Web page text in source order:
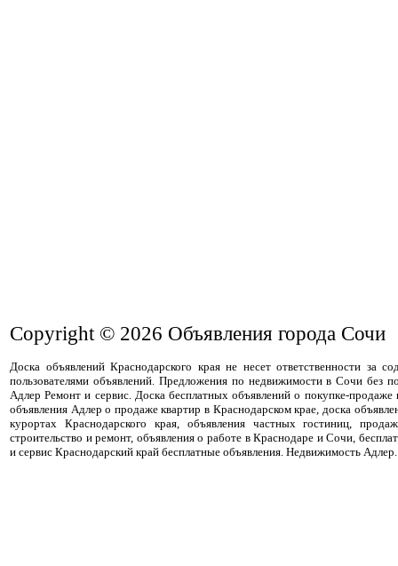
Copyright © 2026 Объявления города Сочи
Доска объявлений Краснодарского края не несет ответственности за
пользователями объявлений. Предложения по недвижимости в Сочи без
Адлер Ремонт и сервис. Доска бесплатных объявлений о покупке-
объявления Адлер о продаже квартир в Краснодарском крае, доска
курортах Краснодарского края, объявления частных гостиниц,
строительство и ремонт, объявления о работе в Краснодаре и Сочи,
и сервис Краснодарский край бесплатные объявления. Недвижимость Адлер.